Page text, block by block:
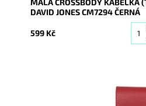
DAVID JONES CM7294 ČERNÁ
599 Kč
Moderní malá tmavěčervená
Jones dnes tak často